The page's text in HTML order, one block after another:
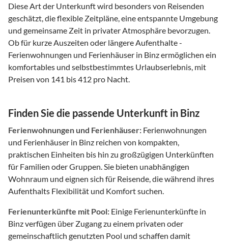
Diese Art der Unterkunft wird besonders von Reisenden
geschätzt, die flexible Zeitpläne, eine entspannte Umgebung
und gemeinsame Zeit in privater Atmosphäre bevorzugen.
Ob für kurze Auszeiten oder längere Aufenthalte -
Ferienwohnungen und Ferienhäuser in Binz ermöglichen ein
komfortables und selbstbestimmtes Urlaubserlebnis, mit
Preisen von 141 bis 412 pro Nacht.
Finden Sie die passende Unterkunft in Binz
Ferienwohnungen und Ferienhäuser: Ferienwohnungen
und Ferienhäuser in Binz reichen von kompakten,
praktischen Einheiten bis hin zu großzügigen Unterkünften
für Familien oder Gruppen. Sie bieten unabhängigen
Wohnraum und eignen sich für Reisende, die während ihres
Aufenthalts Flexibilität und Komfort suchen.
Ferienunterkünfte mit Pool: Einige Ferienunterkünfte in
Binz verfügen über Zugang zu einem privaten oder
gemeinschaftlich genutzten Pool und schaffen damit